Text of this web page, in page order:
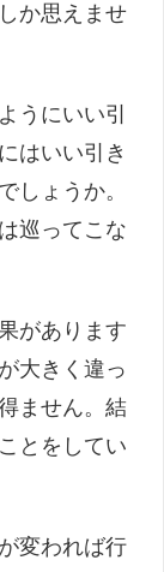
か思えませ
うにいい引
はいい引き
しょうか。
巡ってこな
があります
大きく違っ
ません。結
とをしてい
変われば行